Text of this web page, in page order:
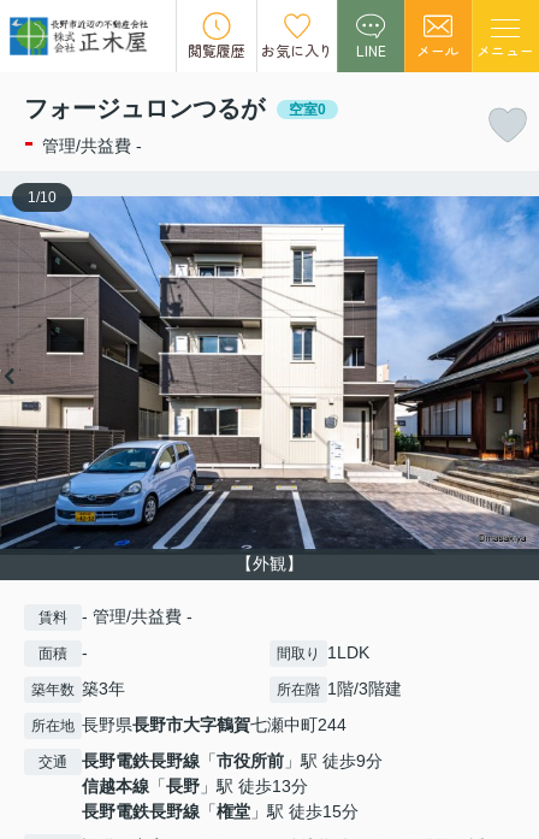
閲覧履歴 お気に入り LINE メール メニュー
この物件の募集は終了しました。
フォージュロンつるが 空室0
- 管理/共益費 -
【外観】
1/10
賃料 - 管理/共益費 -
面積 - 間取り 1LDK
築年数 築3年 所在階 1階/3階建
所在地 長野県長野市大字鶴賀七瀬中町244
交通 長野電鉄長野線 「市役所前 」駅 徒歩9分
信越本線 「長野 」駅 徒歩13分
長野電鉄長野線 「権堂 」駅 徒歩15分